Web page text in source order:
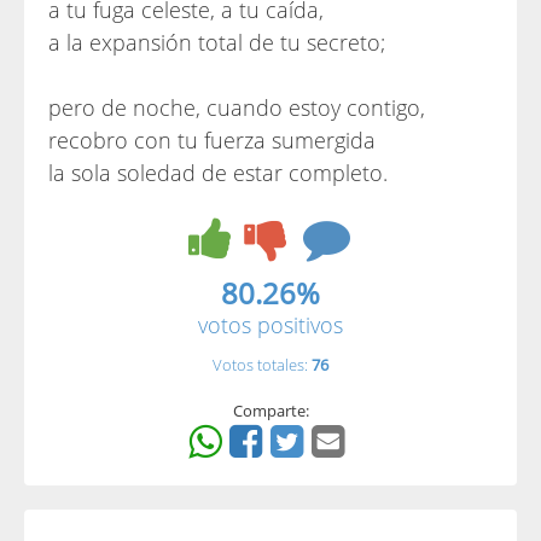
a tu fuga celeste, a tu caída,
a la expansión total de tu secreto;
pero de noche, cuando estoy contigo,
recobro con tu fuerza sumergida
la sola soledad de estar completo.
80.26%
votos positivos
Votos totales: 76
Comparte: